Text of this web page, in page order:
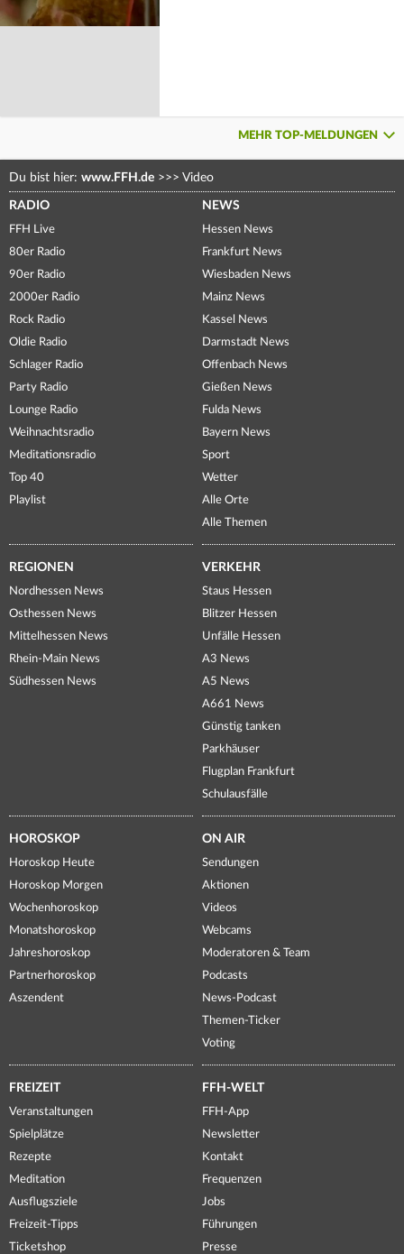
MEHR TOP-MELDUNGEN
Du bist hier: www.FFH.de >>> Video
RADIO
FFH Live
80er Radio
90er Radio
2000er Radio
Rock Radio
Oldie Radio
Schlager Radio
Party Radio
Lounge Radio
Weihnachtsradio
Meditationsradio
Top 40
Playlist
NEWS
Hessen News
Frankfurt News
Wiesbaden News
Mainz News
Kassel News
Darmstadt News
Offenbach News
Gießen News
Fulda News
Bayern News
Sport
Wetter
Alle Orte
Alle Themen
REGIONEN
Nordhessen News
Osthessen News
Mittelhessen News
Rhein-Main News
Südhessen News
VERKEHR
Staus Hessen
Blitzer Hessen
Unfälle Hessen
A3 News
A5 News
A661 News
Günstig tanken
Parkhäuser
Flugplan Frankfurt
Schulausfälle
HOROSKOP
Horoskop Heute
Horoskop Morgen
Wochenhoroskop
Monatshoroskop
Jahreshoroskop
Partnerhoroskop
Aszendent
ON AIR
Sendungen
Aktionen
Videos
Webcams
Moderatoren & Team
Podcasts
News-Podcast
Themen-Ticker
Voting
FREIZEIT
Veranstaltungen
Spielplätze
Rezepte
Meditation
Ausflugsziele
Freizeit-Tipps
Ticketshop
FFH-WELT
FFH-App
Newsletter
Kontakt
Frequenzen
Jobs
Führungen
Presse